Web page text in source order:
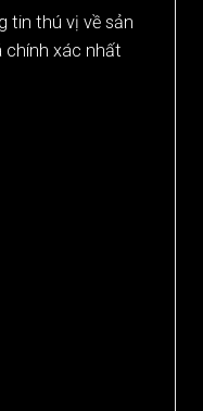
tin thú vị về sản
chính xác nhất